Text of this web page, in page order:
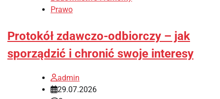
Prawo
Protokół zdawczo-odbiorczy – jak
sporządzić i chronić swoje interesy
admin
29.07.2026